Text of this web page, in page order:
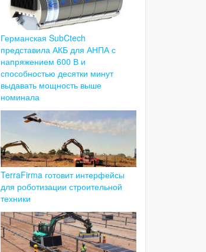
Германская SubCtech
представила АКБ для АНПА с
напряжением 600 В и
способностью десятки минут
выдавать мощность выше
номинала
TerraFirma готовит интерфейсы
для роботизации строительной
техники